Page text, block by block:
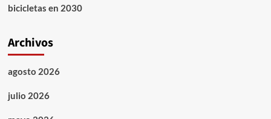
bicicletas en 2030
Archivos
agosto 2026
julio 2026